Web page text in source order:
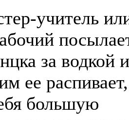
учитель
за водкой и
ее
большую